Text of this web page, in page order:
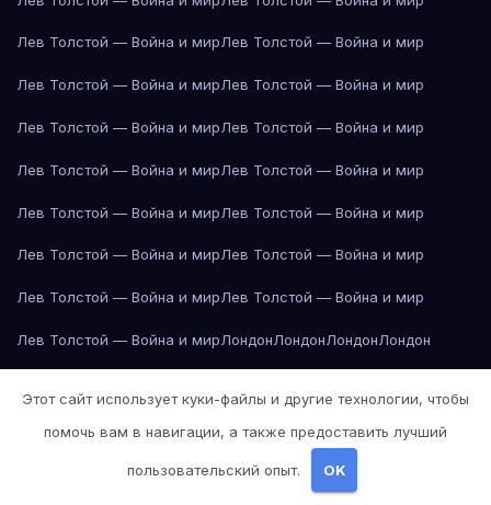
Лев Толстой — Война и мирЛев Толстой — Война и мир
Лев Толстой — Война и мирЛев Толстой — Война и мир
Лев Толстой — Война и мирЛев Толстой — Война и мир
Лев Толстой — Война и мирЛев Толстой — Война и мир
Лев Толстой — Война и мирЛев Толстой — Война и мир
Лев Толстой — Война и мирЛев Толстой — Война и мир
Лев Толстой — Война и мирЛев Толстой — Война и мир
Лев Толстой — Война и мирЛондонЛондонЛондонЛондон
Лос-Анджелес
Лос-АнджелесЛос-АнджелесЛос-Анджелес
Этот сайт использует куки-файлы и другие технологии, чтобы
помочь вам в навигации, а также предоставить лучший
пользовательский опыт. OK